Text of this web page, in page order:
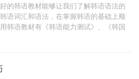
的韩语教材能够让我们了解韩语语法的
语词汇和语法，在掌握韩语的基础上顺
韩语教材有《韩语能力测试》、《韩国